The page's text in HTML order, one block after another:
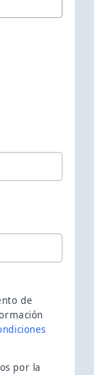
de
por la